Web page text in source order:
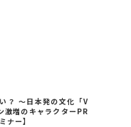
？ ～日本発の文化「V
増のキャラクターPR
ナー】